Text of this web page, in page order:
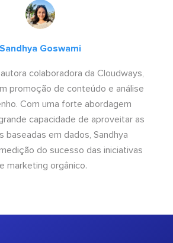
Sandhya Goswami
colaboradora da Cloudways,
promoção de conteúdo e análise
Com uma forte abordagem
capacidade de aproveitar as
baseadas em dados, Sandhya
do sucesso das iniciativas
marketing orgânico.